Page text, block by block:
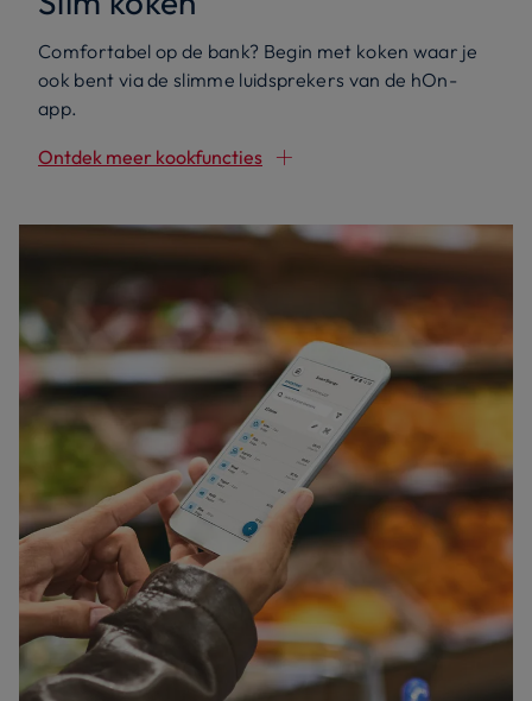
Comfortabel op de bank? Begin met koken waar je
ook bent via de slimme luidsprekers van de hOn-
app.
Ontdek meer kookfuncties